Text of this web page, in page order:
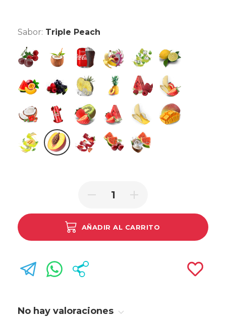
Sabor: Triple Peach
Cherry Cranberry
CocolocoCola IceDragonfruit Banana Cherry
Fresh MintLemon Lime
Love Mixed BerriesPineapple IcePineapple Peach
Raspberry Watermelon
Strawberry
Strawberry Coconut
Strawberry Energy Drink
Strawberry KiwiStrawberry Watermelon
Triple BananaTriple Mango
Triple MelonTriple PeachTriple Strawberry
Watermelon Cherry
Watermelon Coconut
AÑADIR AL CARRITO
No hay valoraciones